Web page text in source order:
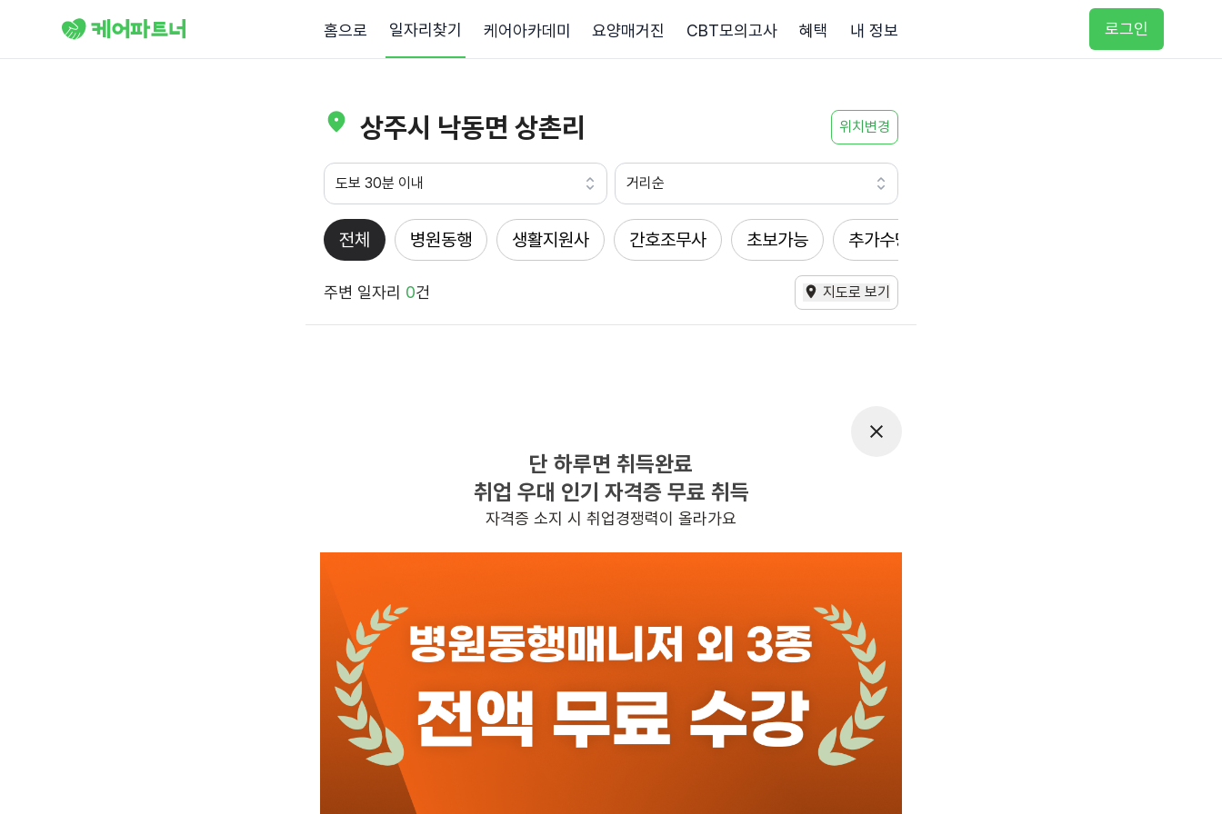
홈으로 일자리찾기 케어아카데미 요양매거진 CBT모의고사 혜택 내 정보 로그인
상주시 낙동면 상촌리 위치변경
도보 30분 이내 거리순
전체 병원동행 생활지원사 간호조무사 초보가능 추가수당
주변 일자리 0건 지도로 보기
찾으시는 조건의 일자리가 없습니다
더욱더 노력하는 케어파트너가 되겠습니다.
단 하루면 취득완료
취업 우대 인기 자격증 무료 취득
자격증 소지 시 취업경쟁력이 올라가요